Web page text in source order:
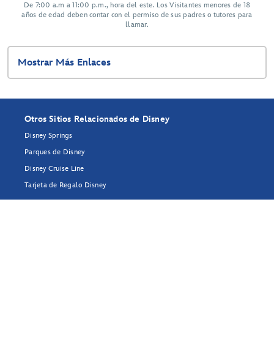
De 7:00 a.m a 11:00 p.m., hora del este. Los Visitantes menores de 18
años de edad deben contar con el permiso de sus padres o tutores para
llamar.
Mostrar Más Enlaces
Otros Sitios Relacionados de Disney
Disney Springs
Parques de Disney
Disney Cruise Line
Tarjeta de Regalo Disney